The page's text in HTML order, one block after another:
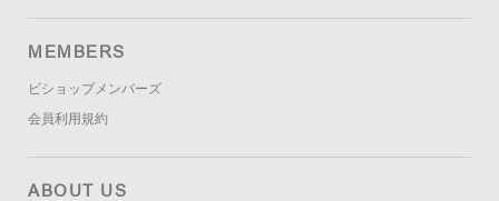
MEMBERS
ビショップメンバーズ
会員利用規約
ABOUT US